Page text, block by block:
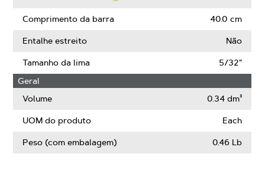
Calibre
mais
Comprimento da barra 40.0 cm
Entalhe estreito Não
Tamanho da lima
5/32"
Geral
Volume
0.34 dm³
UOM do produto Each
Peso (com embalagem) 0.46 Lb